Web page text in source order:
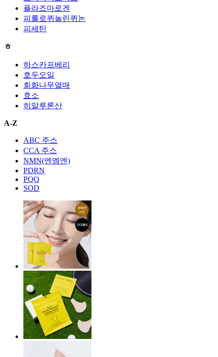
플라즈마로겐
피롤로퀴놀린퀴논
피세틴
ㅎ
하스카프베리
호두오일
회화나무열매
효소
히알루론산
A-Z
ABC 주스
CCA 주스
NMN(엔엠엔)
PDRN
PQQ
SOD